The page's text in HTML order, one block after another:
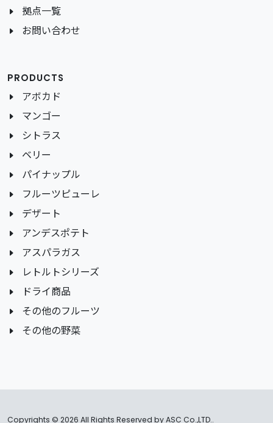
拠点一覧
お問い合わせ
PRODUCTS
アボカド
マンゴー
シトラス
ベリー
パイナップル
フルーツピューレ
デザート
アンデスポテト
アスパラガス
レトルトシリーズ
ドライ商品
その他のフルーツ
その他の野菜
Copyrights © 2026 All Rights Reserved by ASC Co.,LTD..